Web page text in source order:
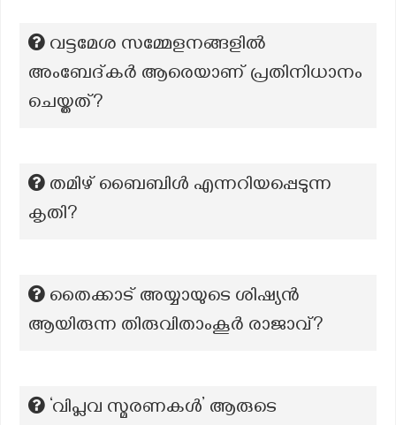
വട്ടമേശ സമ്മേളനങ്ങളിൽ
അംബേദ്‌കർ ആരെയാണ് പ്രതിനിധാനം
ചെയ്തത്?
തമിഴ് ബൈബിൾ എന്നറിയപ്പെടുന്ന
കൃതി?
തൈക്കാട് അയ്യായുടെ ശിഷ്യന്‍
ആയിരുന്ന തിരുവിതാംകൂര്‍ രാജാവ്?
‘വിപ്ലവ സ്മരണകൾ’ ആരുടെ